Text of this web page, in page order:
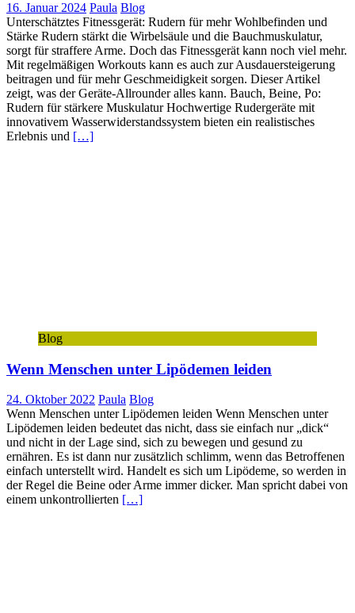
16. Januar 2024 Paula Blog
Unterschätztes Fitnessgerät: Rudern für mehr Wohlbefinden und
Stärke Rudern stärkt die Wirbelsäule und die Bauchmuskulatur,
sorgt für straffere Arme. Doch das Fitnessgerät kann noch viel mehr.
Mit regelmäßigen Workouts kann es auch zur Ausdauersteigerung
beitragen und für mehr Geschmeidigkeit sorgen. Dieser Artikel
zeigt, was der Geräte-Allrounder alles kann. Bauch, Beine, Po:
Rudern für stärkere Muskulatur Hochwertige Rudergeräte mit
innovativem Wasserwiderstandssystem bieten ein realistisches
Erlebnis und […]
Blog
Wenn Menschen unter Lipödemen leiden
24. Oktober 2022 Paula Blog
Wenn Menschen unter Lipödemen leiden Wenn Menschen unter
Lipödemen leiden bedeutet das nicht, dass sie einfach nur „dick“
und nicht in der Lage sind, sich zu bewegen und gesund zu
ernähren. Es ist dann nur zusätzlich schlimm, wenn das Betroffenen
einfach unterstellt wird. Handelt es sich um Lipödeme, so werden in
der Regel die Beine oder Arme immer dicker. Man spricht dabei von
einem unkontrollierten […]